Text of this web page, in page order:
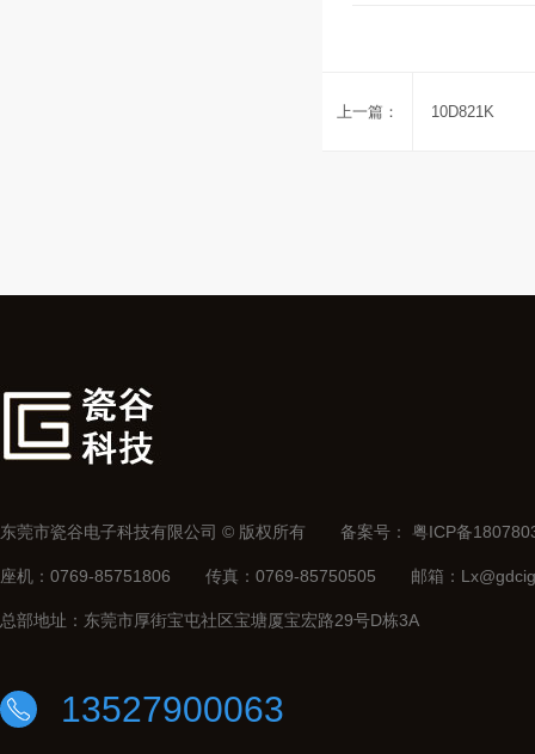
上一篇： 10D821K
东莞市瓷谷电子科技有限公司 © 版权所有 备案号： 粤ICP备
座机：0769-85751806 传真：0769-85750505 邮箱：
总部地址：东莞市厚街宝屯社区宝塘厦宝宏路29号D栋3A
13527900063